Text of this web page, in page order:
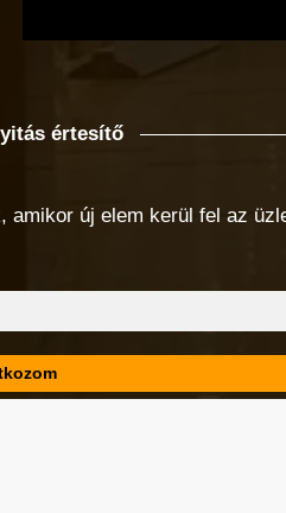
értesítő
amikor új elem kerül fel az